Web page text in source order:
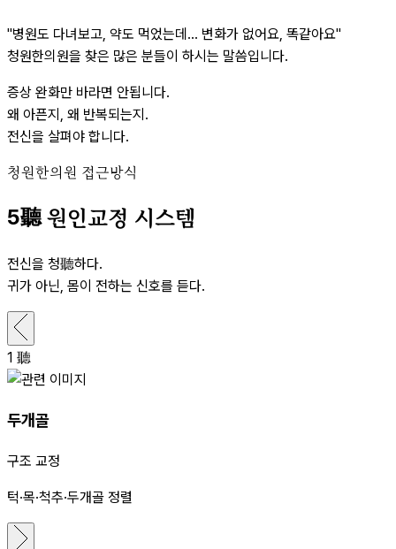
"병원도 다녀보고, 약도 먹었는데… 변화가 없어요, 똑같아요"
청원한의원을 찾은 많은 분들이 하시는 말씀입니다.
증상 완화만 바라면 안됩니다.
왜 아픈지, 왜 반복되는지.
전신을 살펴야 합니다.
청원한의원 접근방식
5聽 원인교정 시스템
전신을 청聽하다.
귀가 아닌, 몸이 전하는 신호를 듣다.
1 聽
두개골
구조 교정
턱·목·척추·두개골 정렬